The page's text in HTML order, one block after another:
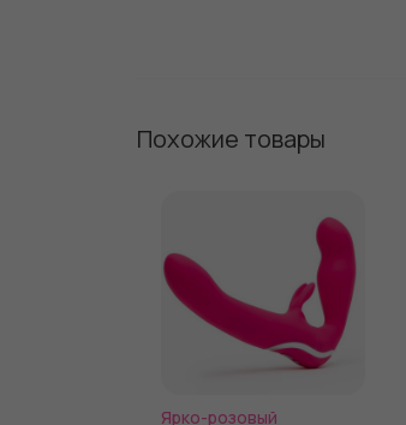
Похожие товары
Ярко-розовый